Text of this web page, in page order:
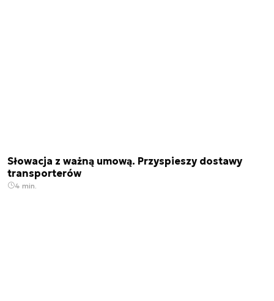
Słowacja z ważną umową. Przyspieszy dostawy
transporterów
4 min.